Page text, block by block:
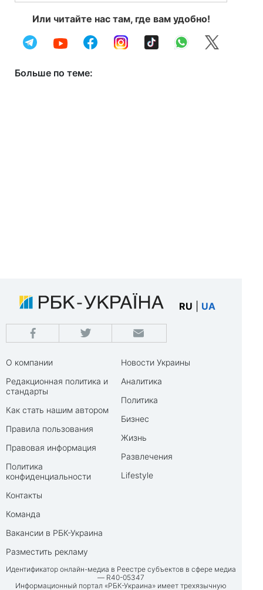
Или читайте нас там, где вам удобно!
Больше по теме:
RU UA
О компании
Редакционная политика и
стандарты
Как стать нашим автором
Правила пользования
Правовая информация
Политика
конфиденциальности
Контакты
Команда
Вакансии в РБК-Украина
Разместить рекламу
Новости Украины
Аналитика
Политика
Бизнес
Жизнь
Развлечения
Lifestyle
Идентификатор онлайн-медиа в Реестре субъектов в сфере медиа
— R40-05347
Информационный портал «РБК-Украина» имеет трехязычную